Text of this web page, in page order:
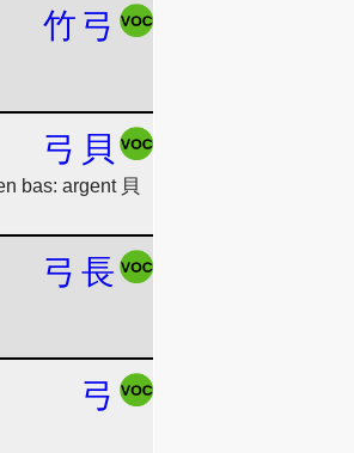
竹 弓
弓 貝
bas: argent 貝
弓 長
弓